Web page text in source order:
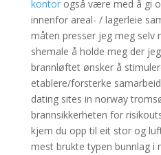
kontorogså være med å gi
innenfor areal- / lagerleie
måten presser jeg meg selv
shemale å holde meg der
brannløftet ønsker å
etablere/forsterke
dating sites in norway
brannsikkerheten for
kjem du opp til eit stor og
mest brukte typen bunnlag i